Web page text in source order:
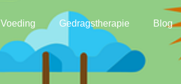
Voeding Gedragstherapie Blog